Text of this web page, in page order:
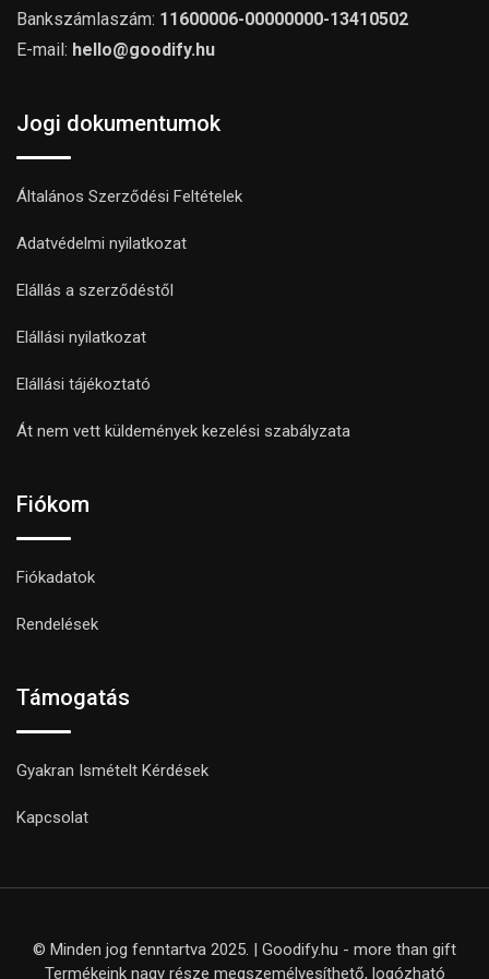
Bankszámlaszám: 11600006-00000000-13410502
E-mail: hello@goodify.hu
Jogi dokumentumok
Általános Szerződési Feltételek
Adatvédelmi nyilatkozat
Elállás a szerződéstől
Elállási nyilatkozat
Elállási tájékoztató
Át nem vett küldemények kezelési szabályzata
Fiókom
Fiókadatok
Rendelések
Támogatás
Gyakran Ismételt Kérdések
Kapcsolat
© Minden jog fenntartva 2025. | Goodify.hu - more than gift
Termékeink nagy része megszemélyesíthető, logózható